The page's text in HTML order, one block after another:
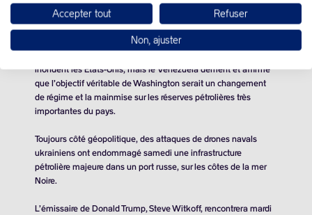
Les investisseurs se montrent quelque peu préoccupés par le
fait que les États-Unis pourraient lancer une attaque contre
le Venezuela. Le président américain Donald Trump accuse
inondent les États-Unis, mais le Venezuela dément et affirme
que l’objectif véritable de Washington serait un changement
de régime et la mainmise sur les réserves pétrolières très
importantes du pays.
Toujours côté géopolitique, des attaques de drones navals
ukrainiens ont endommagé samedi une infrastructure
pétrolière majeure dans un port russe, sur les côtes de la mer
Noire.
L’émissaire de Donald Trump, Steve Witkoff, rencontrera mardi
Accepter tout Refuser
Non, ajuster